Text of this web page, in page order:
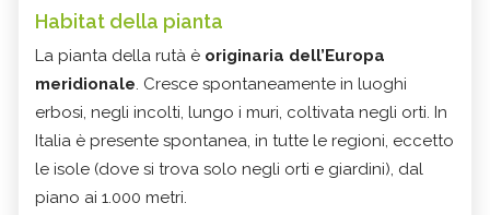
Habitat della pianta
La pianta della rutà è originaria dell’Europa
meridionale. Cresce spontaneamente in luoghi
erbosi, negli incolti, lungo i muri, coltivata negli orti. In
Italia è presente spontanea, in tutte le regioni, eccetto
le isole (dove si trova solo negli orti e giardini), dal
piano ai 1.000 metri.